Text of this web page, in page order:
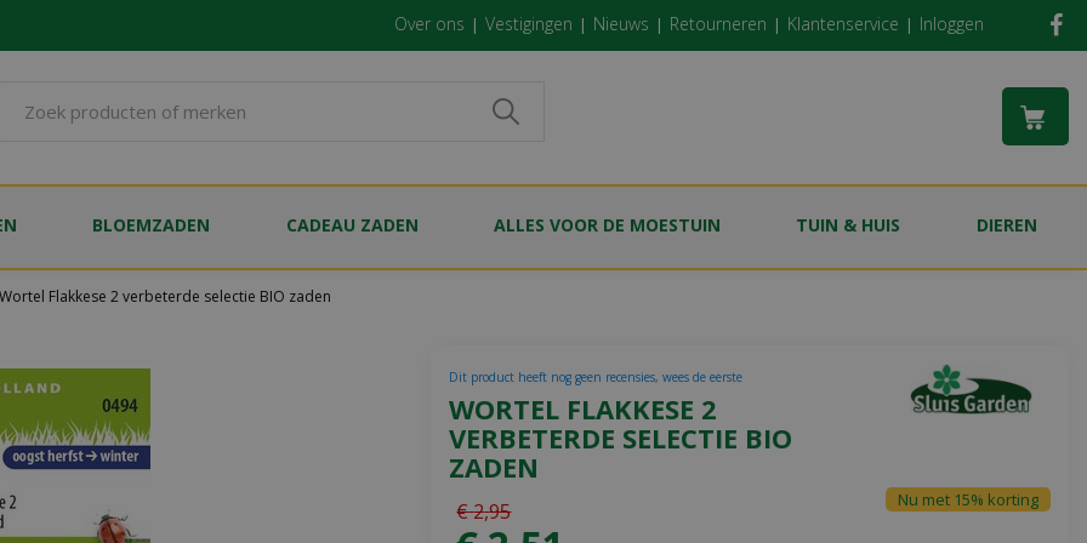
Wortel Flakkese 2 verbeterde selectie BIO zaden
Over ons Vestigingen Nieuws Retourneren Klantenservice Inloggen
BLOEMZADEN CADEAU ZADEN ALLES VOOR DE MOESTUIN TUIN & HUIS DIEREN
WORTEL FLAKKESE 2
VERBETERDE SELECTIE BIO
ZADEN
Dit product heeft nog geen recensies, wees de eerste
€2,95 Nu met 15% korting